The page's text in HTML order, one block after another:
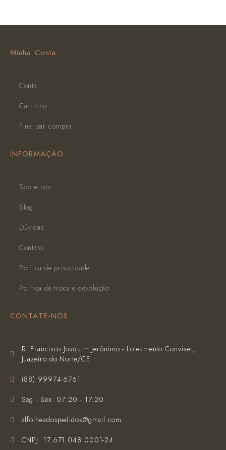
Minha Conta
Conta
Carrinho
Finalizar compra
INFORMAÇÃO
Sobre nós
Blog
Dúvidas
Contato
Política de privacidade
Política de troca e devolução
CONTATE-NOS
R. Francisco Joaquim Jerônimo - Loteamento Conviver,
Juazeiro do Norte/CE
(‪88) 99974-6761‬
Seg - Sex: 07:20 - 17:20
alfolheadospedidos@gmail.com
CNPJ: 17.671.048.0001-24